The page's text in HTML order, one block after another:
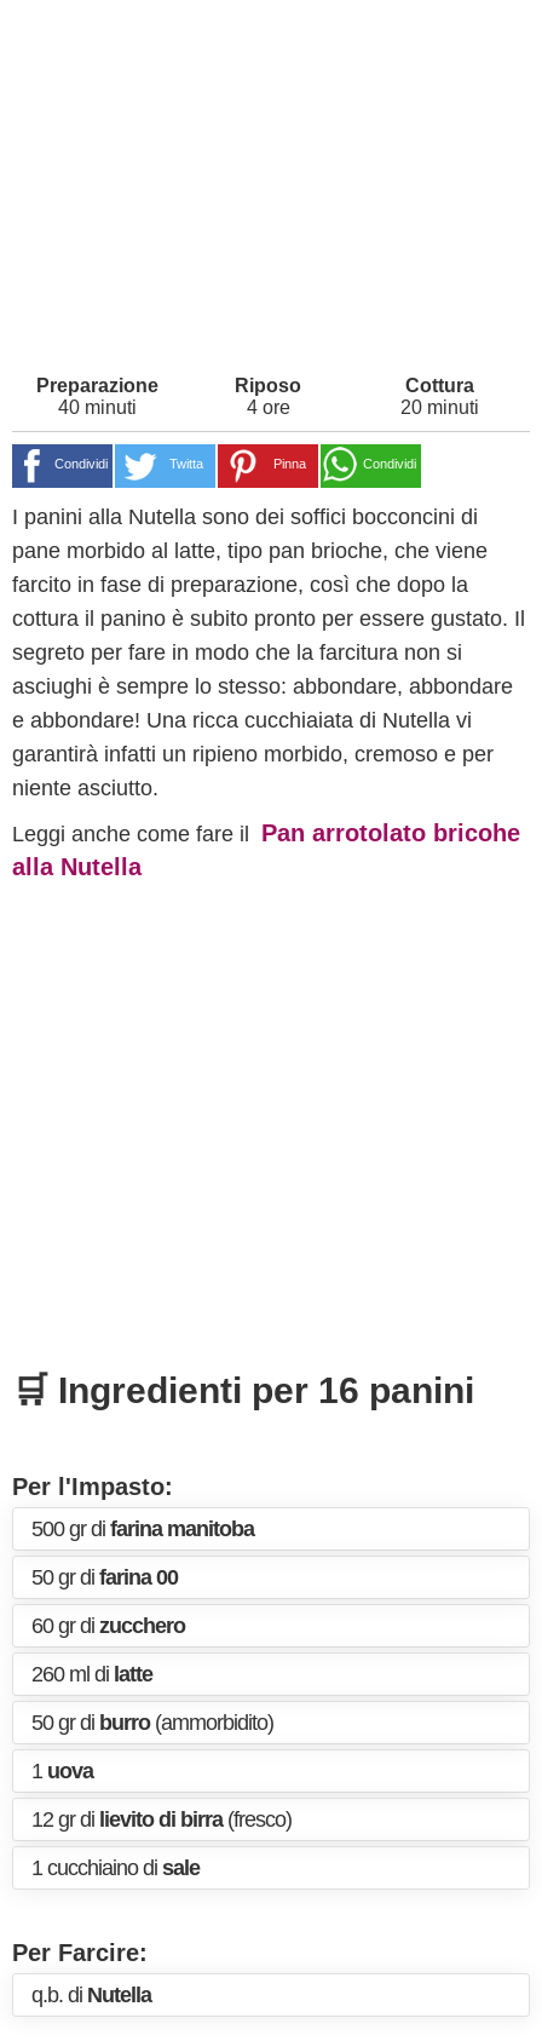
40 minuti 4 ore 20 minuti
Condividi Twitta Pinna Condividi
I panini alla Nutella sono dei soffici bocconcini di
pane morbido al latte, tipo pan brioche, che viene
farcito in fase di preparazione, così che dopo la
cottura il panino è subito pronto per essere gustato. Il
segreto per fare in modo che la farcitura non si
asciughi è sempre lo stesso: abbondare, abbondare
e abbondare! Una ricca cucchiaiata di Nutella vi
garantirà infatti un ripieno morbido, cremoso e per
niente asciutto.
Leggi anche come fare il Pan arrotolato bricohe
alla Nutella
🛒 Ingredienti per 16 panini
Per l'Impasto:
500 gr di farina manitoba
50 gr di farina 00
60 gr di zucchero
260 ml di latte
50 gr di burro(ammorbidito)
1 uova
12 gr di lievito di birra(fresco)
1 cucchiaino di sale
Per Farcire:
q.b. di Nutella